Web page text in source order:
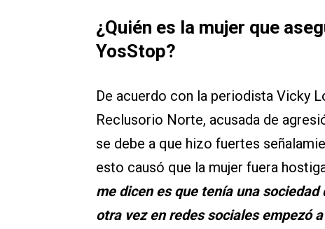
¿Quién es la mujer que
YosStop?
De acuerdo con la periodista Vicky
Reclusorio Norte, acusada de
se debe a que hizo fuertes
esto causó que la mujer fuera
me dicen es que tenía una
otra vez en redes sociales empezó